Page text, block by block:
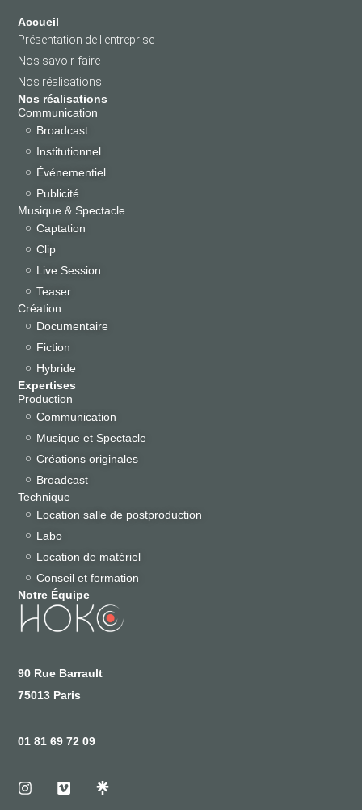
Accueil
Présentation de l'entreprise
Nos savoir-faire
Nos réalisations
Nos réalisations
Communication
Broadcast
Institutionnel
Événementiel
Publicité
Musique & Spectacle
Captation
Clip
Live Session
Teaser
Création
Documentaire
Fiction
Hybride
Expertises
Production
Communication
Musique et Spectacle
Créations originales
Broadcast
Technique
Location salle de postproduction
Labo
Location de matériel
Conseil et formation
Notre Équipe
90 Rue Barrault
75013 Paris
01 81 69 72 09
s
t
m
e